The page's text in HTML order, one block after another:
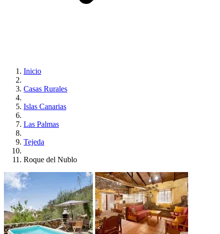
Inicio
Casas Rurales
Islas Canarias
Las Palmas
Tejeda
Roque del Nublo